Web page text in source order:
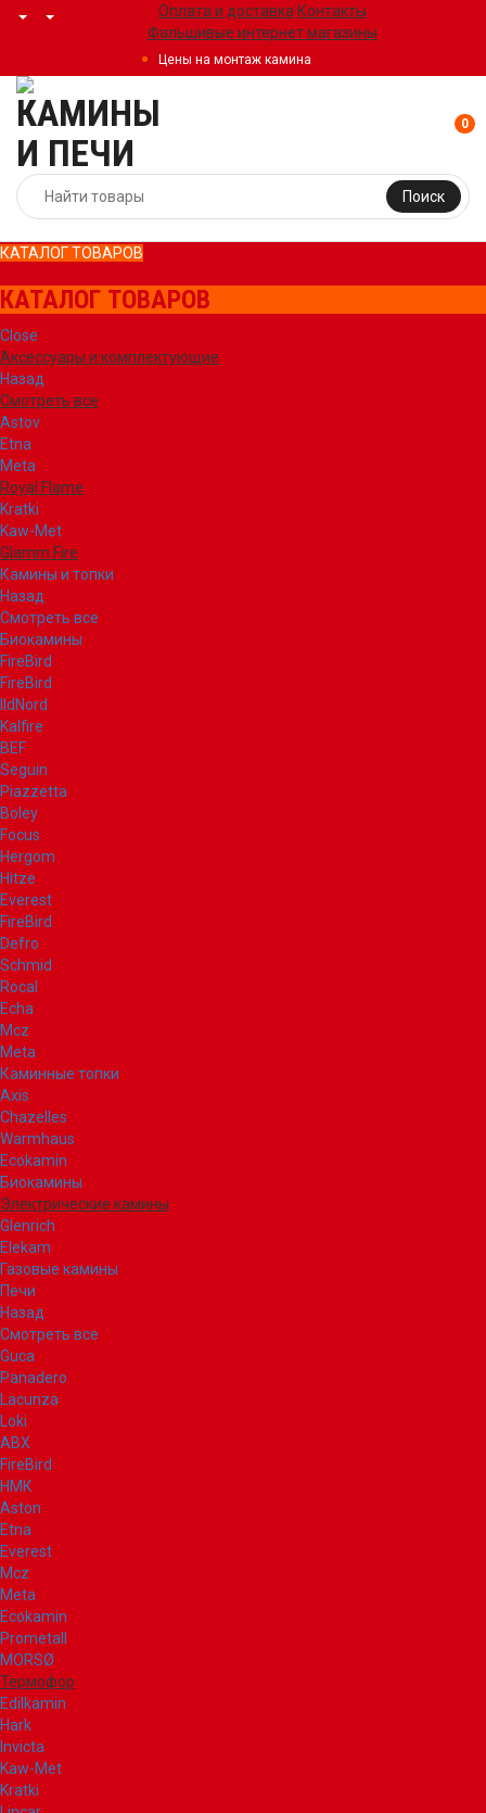
Оплата и доставка Контакты
Фальшивые интернет магазины
Цены на монтаж камина
Поиск
0
КАТАЛОГ ТОВАРОВ
КАТАЛОГ ТОВАРОВ
Close
Аксессуары и комплектующие
Назад
Смотреть все
Astov
Etna
Meta
Royal Flame
Kratki
Kaw-Met
Glamm Fire
Камины и топки
Назад
Смотреть все
Биокамины
FireBird
FireBird
IldNord
Kalfire
BEF
Seguin
Piazzetta
Boley
Focus
Hergom
Hitze
Everest
FireBird
Defro
Schmid
Rocal
Echa
Mcz
Meta
Каминные топки
Axis
Chazelles
Warmhaus
Ecokamin
Биокамины
Электрические камины
Glenrich
Elekam
Газовые камины
Печи
Назад
Смотреть все
Guca
Panadero
Lacunza
Loki
ABX
FireBird
НМК
Aston
Etna
Everest
Mcz
Meta
Ecokamin
Prometall
MORSØ
Термофор
Edilkamin
Hark
Invicta
Kaw-Met
Kratki